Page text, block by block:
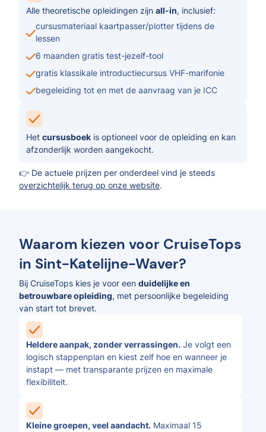
Alle theoretische opleidingen zijn all-in, inclusief:
cursusmateriaal kaartpasser/plotter tijdens de
lessen
6 maanden gratis test-jezelf-tool
gratis klassikale introductiecursus VHF-marifonie
begeleiding tot en met de aanvraag van je ICC
Het cursusboek is optioneel voor de opleiding en kan
afzonderlijk worden aangekocht.
👉 De actuele prijzen per onderdeel vind je steeds
overzichtelijk terug op onze website.
Waarom kiezen voor CruiseTops
in Sint-Katelijne-Waver?
Bij CruiseTops kies je voor een duidelijke en
betrouwbare opleiding, met persoonlijke begeleiding
van start tot brevet.
Heldere aanpak, zonder verrassingen. Je volgt een
logisch stappenplan en kiest zelf hoe en wanneer je
instapt — met transparante prijzen en maximale
flexibiliteit.
Kleine groepen, veel aandacht. Maximaal 15